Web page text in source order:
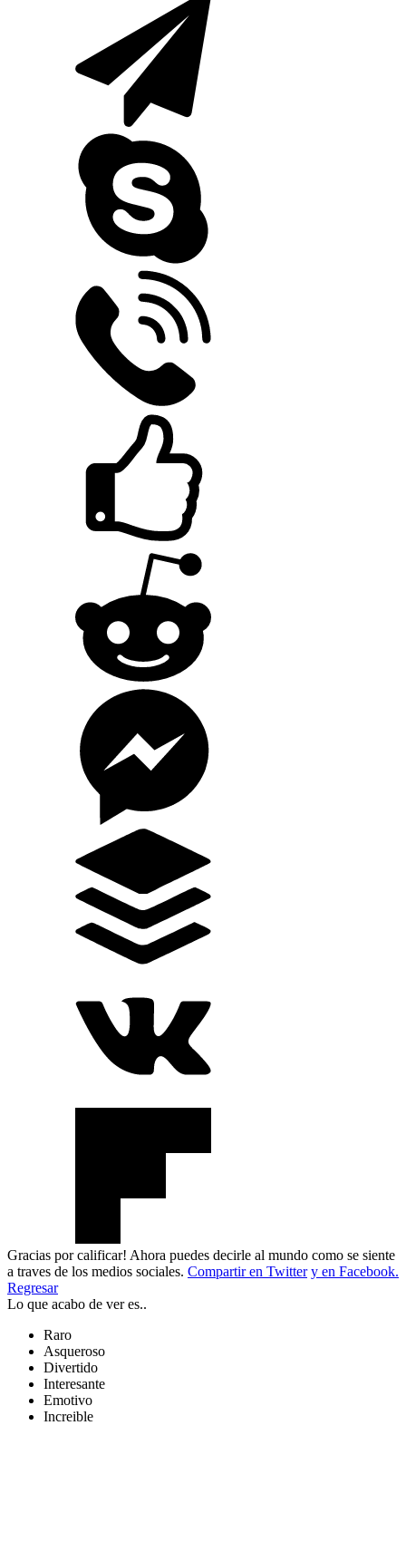
Gracias por calificar! Ahora puedes decirle al mundo como se siente
a traves de los medios sociales. Compartir en Twitter y en Facebook.
Regresar
Lo que acabo de ver es..
Raro
Asqueroso
Divertido
Interesante
Emotivo
Increible